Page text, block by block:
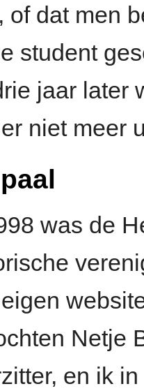
of dat men
student
jaar later
niet meer
was de
Netje
en ik